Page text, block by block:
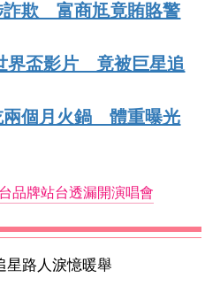
詐欺 富商尪竟賄賂警
界盃影片 竟被巨星追
兩個月火鍋 體重曝光
品牌站台透漏開演唱會
星路人淚憶暖舉